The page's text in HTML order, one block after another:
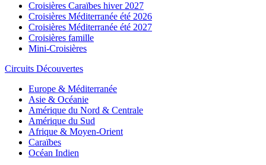
Croisières Caraïbes hiver 2027
Croisières Méditerranée été 2026
Croisières Méditerranée été 2027
Croisières famille
Mini-Croisières
Circuits Découvertes
Europe & Méditerranée
Asie & Océanie
Amérique du Nord & Centrale
Amérique du Sud
Afrique & Moyen-Orient
Caraïbes
Océan Indien